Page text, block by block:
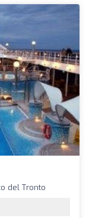
del Tronto